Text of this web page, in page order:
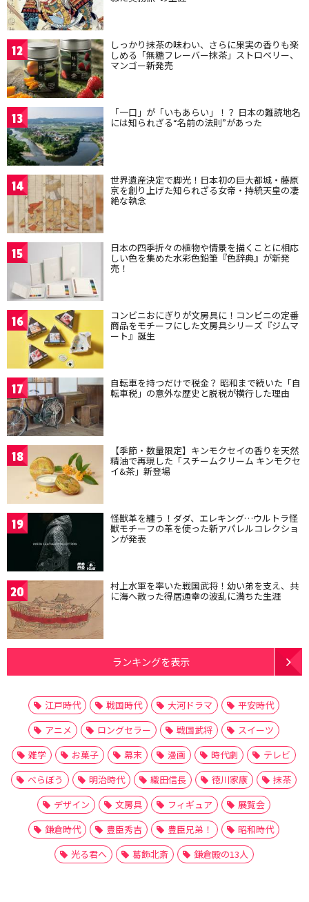
12 しっかり抹茶の味わい、さらに果実の香りも楽
しめる「無糖フレーバー抹茶」ストロベリー、
マンゴー新発売
13 「一口」が「いもあらい」！？ 日本の難読地名
には知られざる“名前の法則”があった
14 世界遺産決定で脚光！日本初の巨大都城・藤原
京を創り上げた知られざる女帝・持統天皇の凄
絶な執念
15 日本の四季折々の植物や情景を描くことに相応
しい色を集めた水彩色鉛筆『色辞典』が新発
売！
16 コンビニおにぎりが文房具に！コンビニの定番
商品をモチーフにした文房具シリーズ『ジムマ
ート』誕生
17 自転車を持つだけで税金？ 昭和まで続いた「自
転車税」の意外な歴史と脱税が横行した理由
18 【季節・数量限定】キンモクセイの香りを天然
精油で再現した「スチームクリーム キンモクセ
イ&茶」新登場
19 怪獣革を纏う！ダダ、エレキング…ウルトラ怪
獣モチーフの革を使った新アパレルコレクショ
ンが発表
20 村上水軍を率いた戦国武将！幼い弟を支え、共
に海へ散った得居通幸の波乱に満ちた生涯
ランキングを表示
江戸時代 戦国時代 大河ドラマ
平安時代
アニメ
ロングセラー 戦国武将
スイーツ
雑学
お菓子 幕末 漫画 時代劇
テレビ
べらぼう
明治時代 織田信長 徳川家康
抹茶
デザイン
文房具 フィギュア
展覧会
鎌倉時代
豊臣秀吉 豊臣兄弟！
昭和時代
光る君へ
葛飾北斎 鎌倉殿の13人